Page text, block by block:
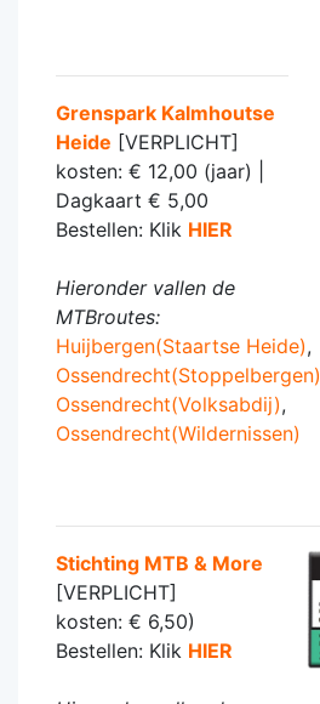
Grenspark Kalmhoutse
Heide [VERPLICHT]
kosten: € 12,00 (jaar) |
Dagkaart € 5,00
Bestellen: Klik HIER
Hieronder vallen de
MTBroutes:
Huijbergen(Staartse Heide),
Ossendrecht(Stoppelbergen)
Ossendrecht(Volksabdij),
Ossendrecht(Wildernissen)
Stichting MTB & More
[VERPLICHT]
kosten: € 6,50)
Bestellen: Klik HIER